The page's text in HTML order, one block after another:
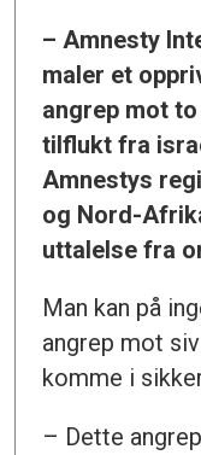
– Amnesty
maler et
angrep mot
tilflukt fra
Amnestys
og Nord-
uttalelse fra
Man kan på
angrep mot
komme i
– Dette